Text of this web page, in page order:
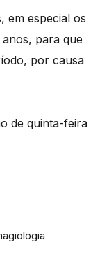
em especial os
para que
por causa
de quinta-feira